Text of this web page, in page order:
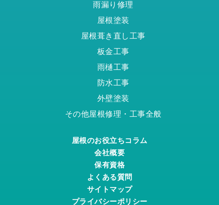
雨漏り修理
屋根塗装
屋根葺き直し工事
板金工事
雨樋工事
防水工事
外壁塗装
その他屋根修理・工事全般
屋根のお役立ちコラム
会社概要
保有資格
よくある質問
サイトマップ
プライバシーポリシー